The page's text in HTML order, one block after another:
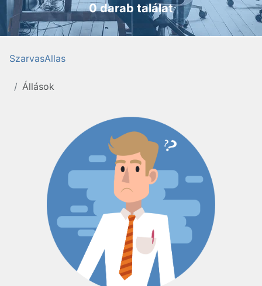
0 darab találat
SzarvasAllas
Állások